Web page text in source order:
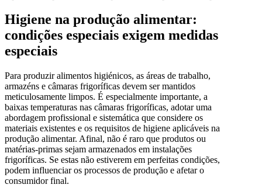
Higiene na produção alimentar:
condições especiais exigem medidas
especiais
Para produzir alimentos higiénicos, as áreas de trabalho,
armazéns e câmaras frigoríficas devem ser mantidos
meticulosamente limpos. É especialmente importante, a
baixas temperaturas nas câmaras frigoríficas, adotar uma
abordagem profissional e sistemática que considere os
materiais existentes e os requisitos de higiene aplicáveis na
produção alimentar. Afinal, não é raro que produtos ou
matérias-primas sejam armazenados em instalações
frigoríficas. Se estas não estiverem em perfeitas condições,
podem influenciar os processos de produção e afetar o
consumidor final.